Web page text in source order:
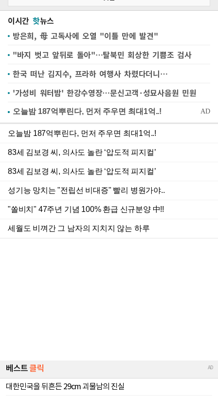
이시간 핫뉴스
방은희, 母 고독사에 오열 "이틀 만에 발견"
"바지 벗고 앞뒤로 돌아"…탈북민 회상한 기쁨조 검사
한국 떠난 김지수, 프라하 여행사 차렸다더니…
'가성비 워터밤' 한강수영장…문신고객·성묘사음원 민원